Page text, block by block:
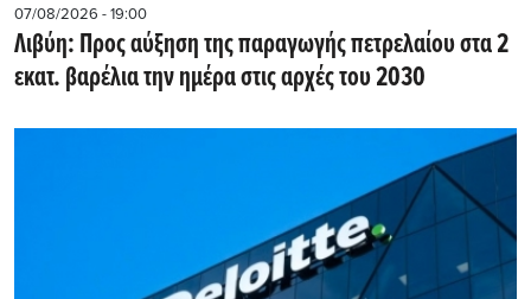
07/08/2026 - 19:00
Λιβύη: Προς αύξηση της παραγωγής πετρελαίου στα 2
εκατ. βαρέλια την ημέρα στις αρχές του 2030